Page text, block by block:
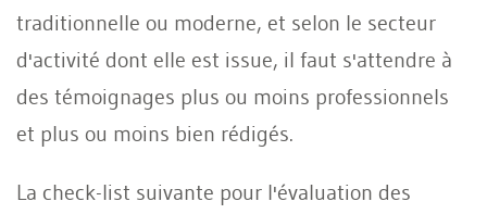
traditionnelle ou moderne, et selon le secteur
d'activité dont elle est issue, il faut s'attendre à
des témoignages plus ou moins professionnels
et plus ou moins bien rédigés.
La check-list suivante pour l'évaluation des